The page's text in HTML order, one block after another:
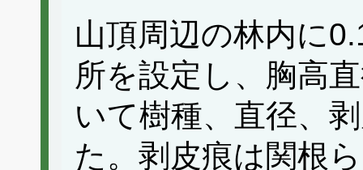
山頂周辺の林内に
所を設定し、胸高
いて樹種、直径、
た。剥皮痕は関根